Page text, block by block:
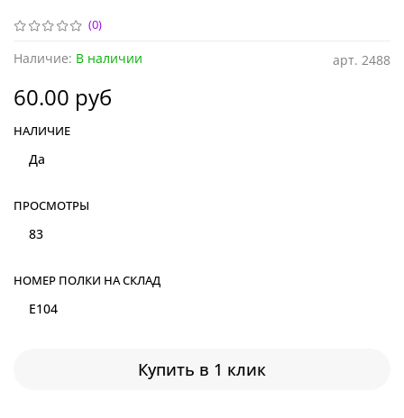
(0)
арт. 2488
Наличие: В наличии
60.00 руб
Купить в 1 клик
НАЛИЧИЕ
Да
ПРОСМОТРЫ
83
НОМЕР ПОЛКИ НА СКЛАД
E104